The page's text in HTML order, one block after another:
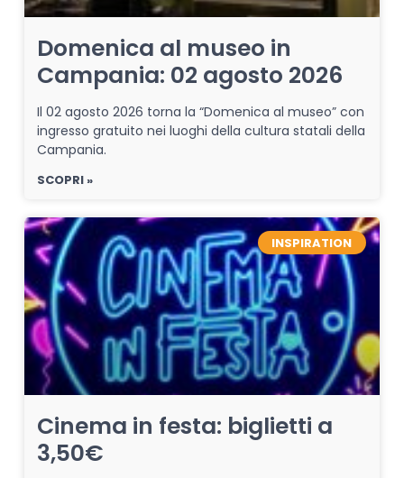
Domenica al museo in
Campania: 02 agosto 2026
Il 02 agosto 2026 torna la “Domenica al museo” con
ingresso gratuito nei luoghi della cultura statali della
Campania.
SCOPRI »
INSPIRATION
Cinema in festa: biglietti a
3,50€